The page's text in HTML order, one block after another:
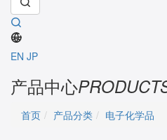
EN JP
产品中心
首页 产品分类 电子化学品